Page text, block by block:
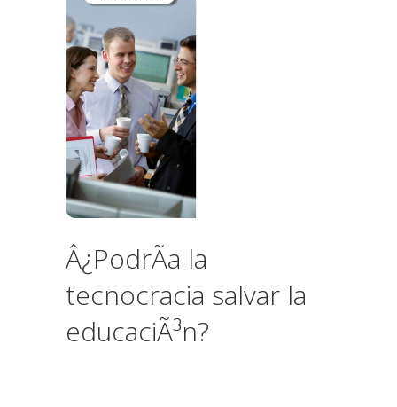
Â¿PodrÃ­a la
tecnocracia salvar la
educaciÃ³n?